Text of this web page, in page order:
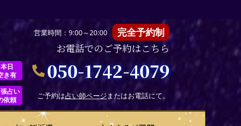
営業時間：9:00～20:00 完全予約制
お電話でのご予約はこちら
本日
き有
050-1742-4079
占い
依頼
ご予約は占い師ページまたはお電話にて。